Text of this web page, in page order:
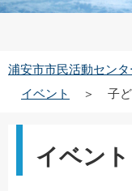
浦安市市民活動センタ
イベント
＞ 子
イベン